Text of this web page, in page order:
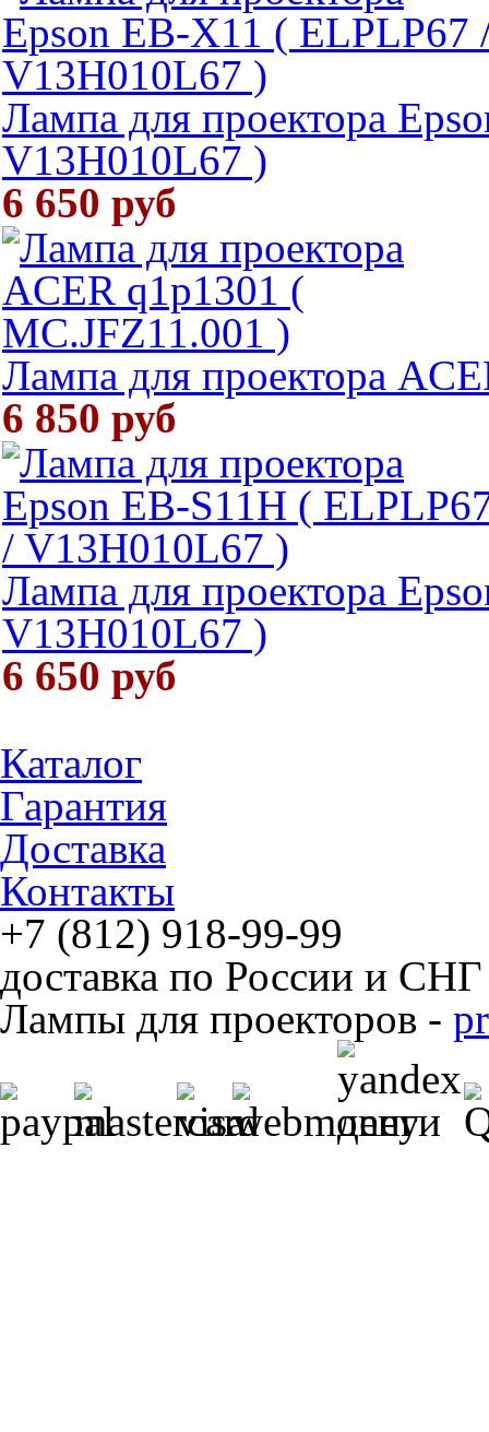
Лампа для проектора
V13H010L67 )
6 650 руб
Лампа для проектора
6 850 руб
Лампа для проектора
V13H010L67 )
6 650 руб
Каталог
Гарантия
Доставка
Контакты
+7 (812) 918-99-99
доставка по России и СНГ
Лампы для проекторов -